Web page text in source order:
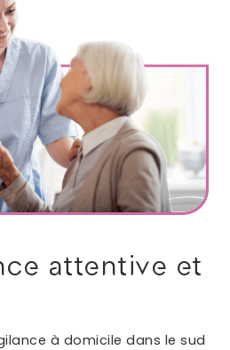
attentive et
à domicile dans le sud
du besoin